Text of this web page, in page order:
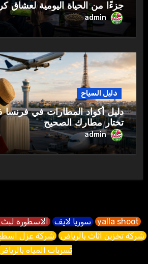
جزءًا من الحياة اليومية لعشاق
admin
دليل السياح
تختار مطارك الصحيح
admin
yalla shoot سوريا لايف الاسطورة لبث
شركة تخزين اثاث بالرياض شركة عزل
تسربات المياه